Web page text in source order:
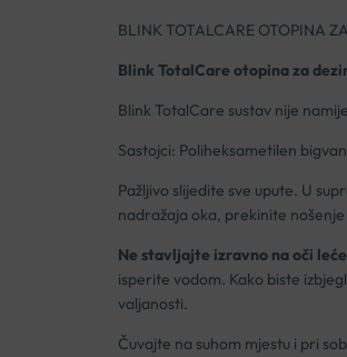
BLINK TOTALCARE OTOPINA
Blink TotalCare otopinaza
Blink TotalCare sustav nije
Sastojci: Poliheksametilen
Pažljivo slijedite sve upute. U
nadražaja oka, prekinite
Ne stavljajte izravno na oči
isperite vodom. Kako biste
valjanosti.
Čuvajte na suhom mjestu i pri